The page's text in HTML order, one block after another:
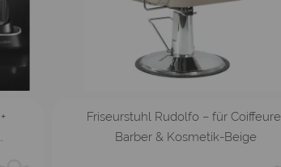
Friseurstuhl Rudolfo – für Coiffeure,
Barber & Kosmetik-Beige